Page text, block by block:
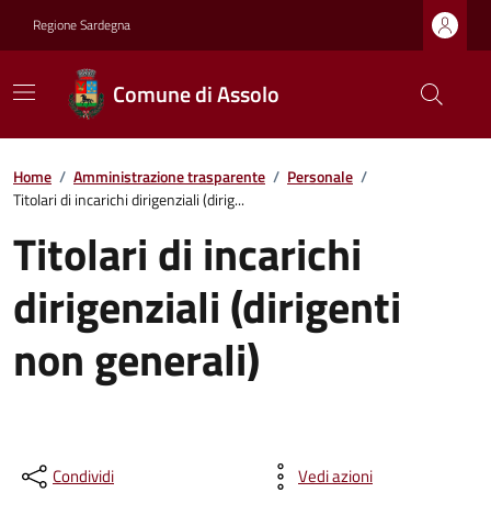
Regione Sardegna
Comune di Assolo
Home / Amministrazione trasparente / Personale /
Titolari di incarichi dirigenziali (dirig...
Titolari di incarichi
dirigenziali (dirigenti
non generali)
Condividi Vedi azioni